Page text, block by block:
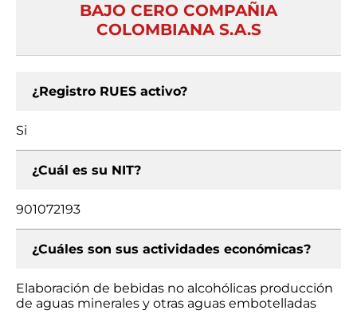
BAJO CERO COMPAÑIA
COLOMBIANA S.A.S
¿Registro RUES activo?
Si
¿Cuál es su NIT?
901072193
¿Cuáles son sus actividades económicas?
Elaboración de bebidas no alcohólicas producción
de aguas minerales y otras aguas embotelladas